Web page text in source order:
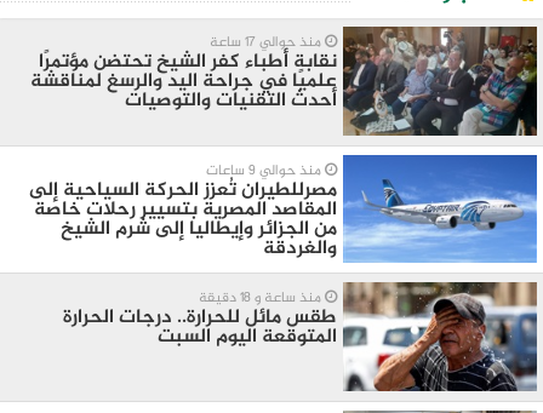
منذ حوالي 17 ساعة
نقابة أطباء كفر الشيخ تحتضن مؤتمرًا
علميًا في جراحة اليد والرسغ لمناقشة
أحدث التقنيات والتوصيات
منذ حوالي 9 ساعات
مصرللطيران تُعزز الحركة السياحية إلى
المقاصد المصرية بتسيير رحلات خاصة
من الجزائر وإيطاليا إلى شرم الشيخ
والغردقة
منذ ساعة و 18 دقيقة
طقس مائل للحرارة.. درجات الحرارة
المتوقعة اليوم السبت